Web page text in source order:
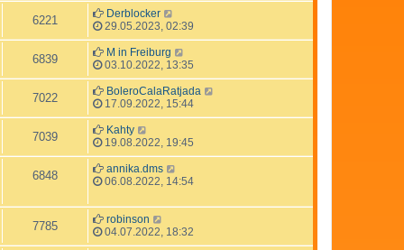
6221
Derblocker
29.05.2023, 02:39
6839
M in Freiburg
03.10.2022, 13:35
7022
BoleroCalaRatjada
17.09.2022, 15:44
7039
Kahty
19.08.2022, 19:45
6848
annika.dms
06.08.2022, 14:54
7785
robinson
04.07.2022, 18:32